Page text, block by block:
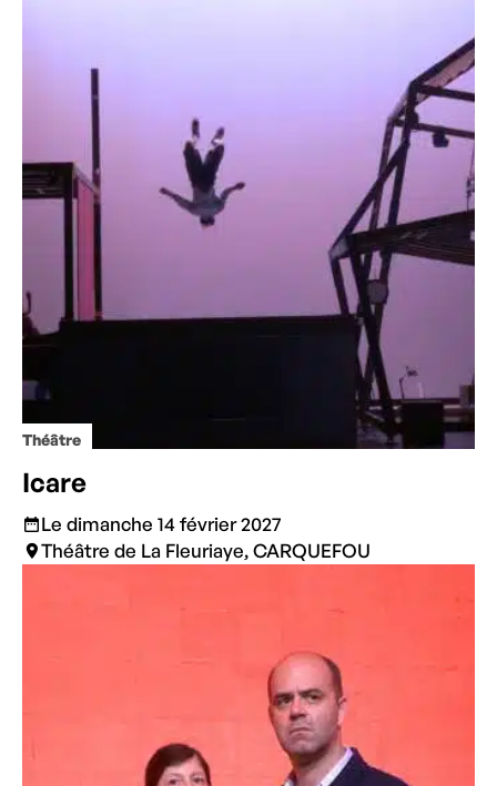
Théâtre
Icare
Le dimanche 14 février 2027
Théâtre de La Fleuriaye, CARQUEFOU